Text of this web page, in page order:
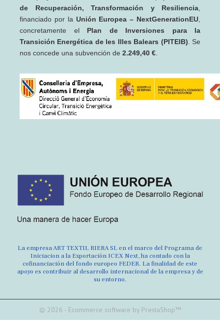
de Recuperación, Transformación y Resiliencia
financiado por la Unión Europea – NextGenerationEU
concretamente el Plan de Inversiones para la
Transición Energética de les Illes Balears (PITEIB) . Se
nos concede una subvención de 2.249,40 €
La empresa ART TEXTIL RIERA SL en el marco del Programa de
Iniciacion a la Exportación ICEX Next, ha contado con la
cofinanciación del fondo europeo FEDER. La finalidad de este
apoyo es contribuir al desarrollo internacional de la empresa y de
su entorno.
© 2026 - Ecommerce software by PrestaShop™